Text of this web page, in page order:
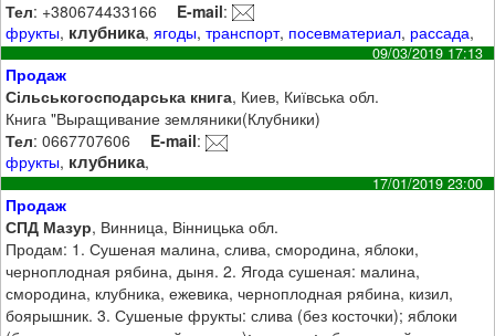
Тел: +380674433166 E-mail:
фрукты, клубника,ягоды,транспорт, посевматериал, рассада,
09/03/2019 17:13
Продаж
Сільськогосподарська книга, Киев, Київська обл.
Книга "Выращивание земляники(Клубники)
Тел: 0667707606 E-mail:
фрукты, клубника,
17/01/2019 23:00
Продаж
СПД Мазур, Винница, Вінницька обл.
Продам: 1. Сушеная малина, слива, смородина, яблоки,
черноплодная рябина, дыня. 2. Ягода сушеная: малина,
смородина, клубника, ежевика, черноплодная рябина, кизил,
боярышник. 3. Сушеные фрукты: слива (без косточки); яблоки